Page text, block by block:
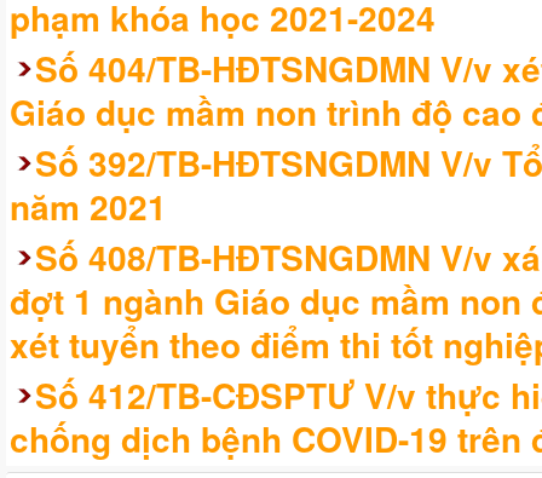
phạm khóa học 2021-2024
Số 404/TB-HĐTSNGDMN V/v
Giáo dục mầm non trình độ cao
Số 392/TB-HĐTSNGDMN V/v
năm 2021
Số 408/TB-HĐTSNGDMN V/v
đợt 1 ngành Giáo dục mầm
xét tuyển theo điểm thi tốt
Số 412/TB-CĐSPTƯ V/v thực
chống dịch bệnh COVID-19